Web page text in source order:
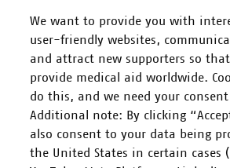
FOLGEN SIE UNS
We want to provide you with
user-friendly websites,
and attract new supporters so
provide medical aid worldwide.
do this, and we need your
Additional note: By clicking
also consent to your data being
the United States in certain cases